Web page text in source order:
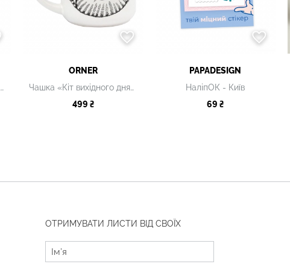
Мультикислотна маска-пілінг для сяяння шкіри
ORNER
Чашка «Кіт вихідного дня» біла
499 ₴
PAPADESIGN
НаліпОК - Київ
69 ₴
ОТРИМУВАТИ ЛИСТИ ВІД СВОЇХ